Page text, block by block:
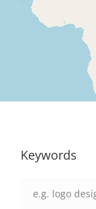
Keywords